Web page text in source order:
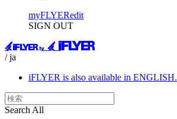
myFLYERedit
SIGN OUT
/ ja
iFLYER is also available in ENGLISH.
Search All